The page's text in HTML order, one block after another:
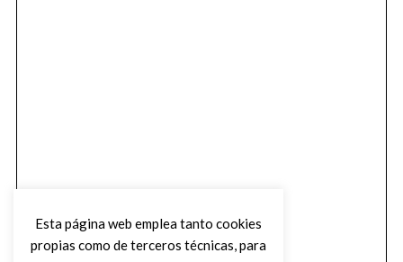
Esta página web emplea tanto cookies
propias como de terceros técnicas, para